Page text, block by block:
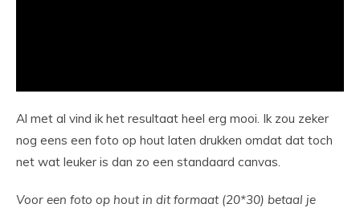
Al met al vind ik het resultaat heel erg mooi. Ik zou zeker
nog eens een foto op hout laten drukken omdat dat toch
net wat leuker is dan zo een standaard canvas.
Voor een foto op hout in dit formaat (20*30) betaal je